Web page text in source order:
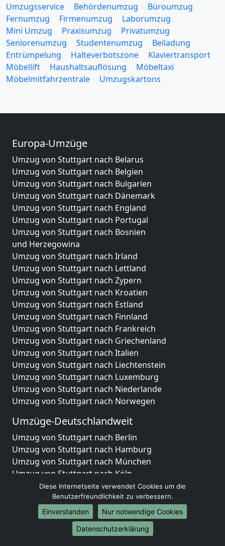
Umzugsservice Behördenumzug
Büroumzug
Fernumzug
Firmenumzug
Laborumzug
Mini Umzug
Praxisumzug
Privatumzug
Seniorenumzug
Studentenumzug
Beiladung
Entrümpelung
Halteverbotszone
Klaviertransport
Möbellift
Haushaltsauflösung
Möbeltaxi
Möbelmitfahrzentrale
Umzugskartons
Europa-Umzüge
Umzug von Stuttgart nach Belarus
Umzug von Stuttgart nach Belgien
Umzug von Stuttgart nach Bulgarien
Umzug von Stuttgart nach Dänemark
Umzug von Stuttgart nach England
Umzug von Stuttgart nach Portugal
Umzug von Stuttgart nach Bosnien
und Herzegowina
Umzug von Stuttgart nach Irland
Umzug von Stuttgart nach Lettland
Umzug von Stuttgart nach Zypern
Umzug von Stuttgart nach Kroatien
Umzug von Stuttgart nach Estland
Umzug von Stuttgart nach Finnland
Umzug von Stuttgart nach Frankreich
Umzug von Stuttgart nach Griechenland
Umzug von Stuttgart nach Italien
Umzug von Stuttgart nach Liechtenstein
Umzug von Stuttgart nach Luxemburg
Umzug von Stuttgart nach Niederlande
Umzug von Stuttgart nach Norwegen
Umzüge-Deutschlandweit
Umzug von Stuttgart nach Berlin
Umzug von Stuttgart nach Hamburg
Umzug von Stuttgart nach München
Umzug von Stuttgart nach Köln
Umzug von Stuttgart nach Frankfurt am Main
Umzug von Stuttgart nach Stuttgart
Umzug von Stuttgart nach Düsseldorf
Umzug von Stuttgart nach Leipzig
Umzug von Stuttgart nach Dortmund
Diese Internetseite verwendet Cookies um die
Benutzerfreundlichkeit zu verbessern.
Einverstanden
Nur notwendige Cookies
Datenschutzerklärung